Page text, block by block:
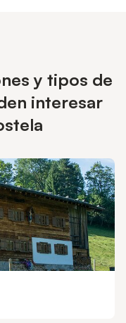
y tipos de
interesar